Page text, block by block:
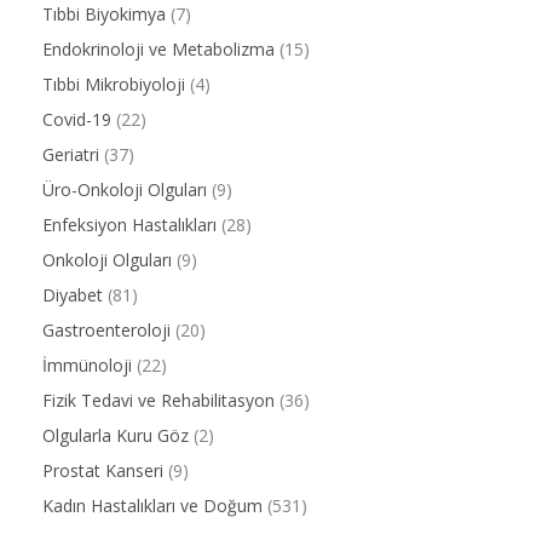
Tıbbi Biyokimya (7)
Endokrinoloji ve Metabolizma (15)
Tıbbi Mikrobiyoloji (4)
Covid-19 (22)
Geriatri (37)
Üro-Onkoloji Olguları (9)
Enfeksiyon Hastalıkları (28)
Onkoloji Olguları (9)
Diyabet (81)
Gastroenteroloji (20)
İmmünoloji (22)
Fizik Tedavi ve Rehabilitasyon (36)
Olgularla Kuru Göz (2)
Prostat Kanseri (9)
Kadın Hastalıkları ve Doğum (531)